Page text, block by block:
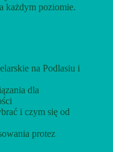
każdym poziomie.
na Podlasiu i
dla
i czym się od
protez